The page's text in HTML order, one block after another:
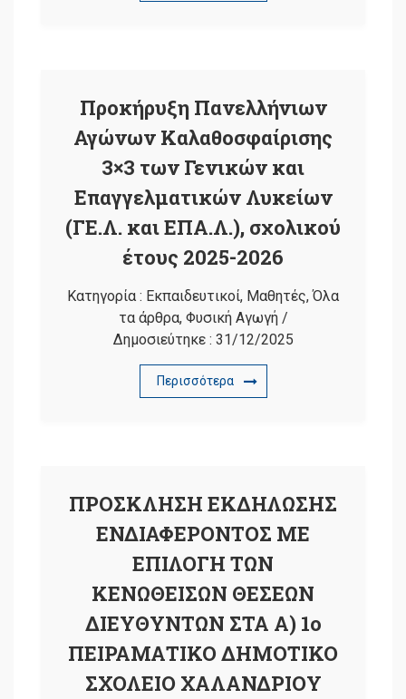
Προκήρυξη Πανελλήνιων
Αγώνων Καλαθοσφαίρισης
3×3 των Γενικών και
Επαγγελματικών Λυκείων
(ΓΕ.Λ. και ΕΠΑ.Λ.), σχολικού
έτους 2025-2026
Κατηγορία : Εκπαιδευτικοί, Μαθητές,Όλα
τα άρθρα, Φυσική Αγωγή/
Δημοσιεύτηκε : 31/12/2025
Περισσότερα
ΠΡΟΣΚΛΗΣΗ ΕΚΔΗΛΩΣΗΣ
ΕΝΔΙΑΦΕΡΟΝΤΟΣ ΜΕ
ΕΠΙΛΟΓΗ ΤΩΝ
ΚΕΝΩΘΕΙΣΩΝ ΘΕΣΕΩΝ
ΔΙΕΥΘΥΝΤΩΝ ΣΤΑ Α) 1o
ΠΕΙΡΑΜΑΤΙΚΟ ΔΗΜΟΤΙΚΟ
ΣΧΟΛΕΙΟ ΧΑΛΑΝΔΡΙΟΥ